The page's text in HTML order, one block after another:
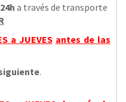
a través de transporte
a JUEVES antes de las
.